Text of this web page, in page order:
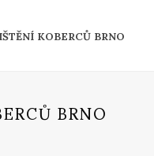
KOBERCŮ BRNO
BRNO